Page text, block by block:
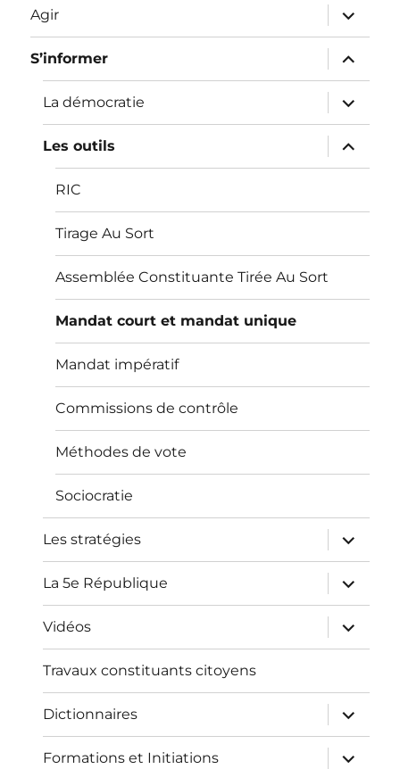
Agir
ouvrir
le
sous-
menu
S’informer
ouvrir
le
sous-
menu
La démocratie
ouvrir
le
sous-
menu
Les outils
ouvrir
le
sous-
RIC
Tirage Au Sort
Assemblée Constituante Tirée Au Sort
Mandat court et mandat unique
Mandat impératif
Commissions de contrôle
Méthodes de vote
Sociocratie
Les stratégies
ouvrir
le
sous-
menu
La 5e République
ouvrir
le
sous-
menu
Vidéos
ouvrir
le
sous-
Travaux constituants citoyens
Dictionnaires
ouvrir
le
sous-
menu
Formations et Initiations
ouvrir